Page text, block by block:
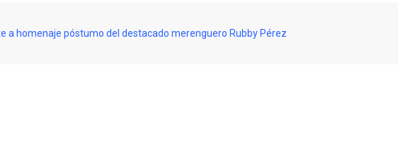
a homenaje póstumo del destacado merenguero Rubby Pérez